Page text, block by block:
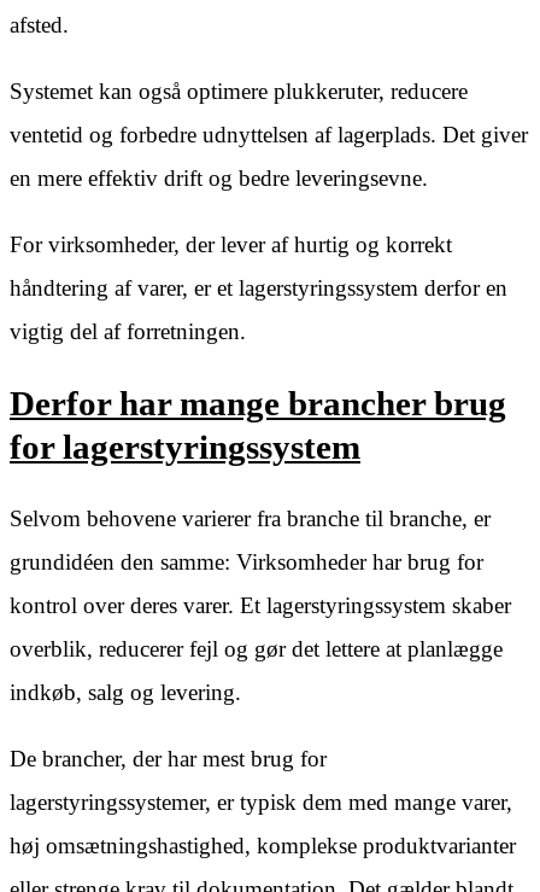
afsted.
Systemet kan også optimere plukkeruter, reducere
ventetid og forbedre udnyttelsen af lagerplads. Det giver
en mere effektiv drift og bedre leveringsevne.
For virksomheder, der lever af hurtig og korrekt
håndtering af varer, er et lagerstyringssystem derfor en
vigtig del af forretningen.
Derfor har mange brancher brug
for lagerstyringssystem
Selvom behovene varierer fra branche til branche, er
grundidéen den samme: Virksomheder har brug for
kontrol over deres varer. Et lagerstyringssystem skaber
overblik, reducerer fejl og gør det lettere at planlægge
indkøb, salg og levering.
De brancher, der har mest brug for
lagerstyringssystemer, er typisk dem med mange varer,
høj omsætningshastighed, komplekse produktvarianter